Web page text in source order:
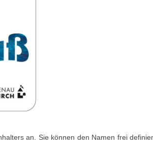
an. Sie können den Namen frei